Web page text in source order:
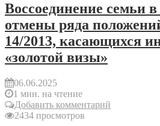
Воссоединение семьи
отмены ряда
14/2013, касающихся
«золотой визы»
06.06.2025
1 мин. на чтение
Добавить комментарий
2434 просмотров